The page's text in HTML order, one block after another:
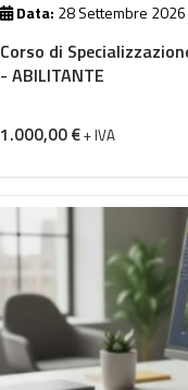
Data: 28 Settembre 2026
Corso di
- ABILITANTE
1.000,00€+ IVA